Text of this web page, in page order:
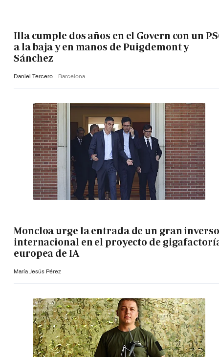
Illa cumple dos años en el Govern con un
a la baja y en manos de Puigdemont y
Sánchez
Daniel Tercero Barcelona
Moncloa urge la entrada de un gran
internacional en el proyecto de
europea de IA
María Jesús Pérez